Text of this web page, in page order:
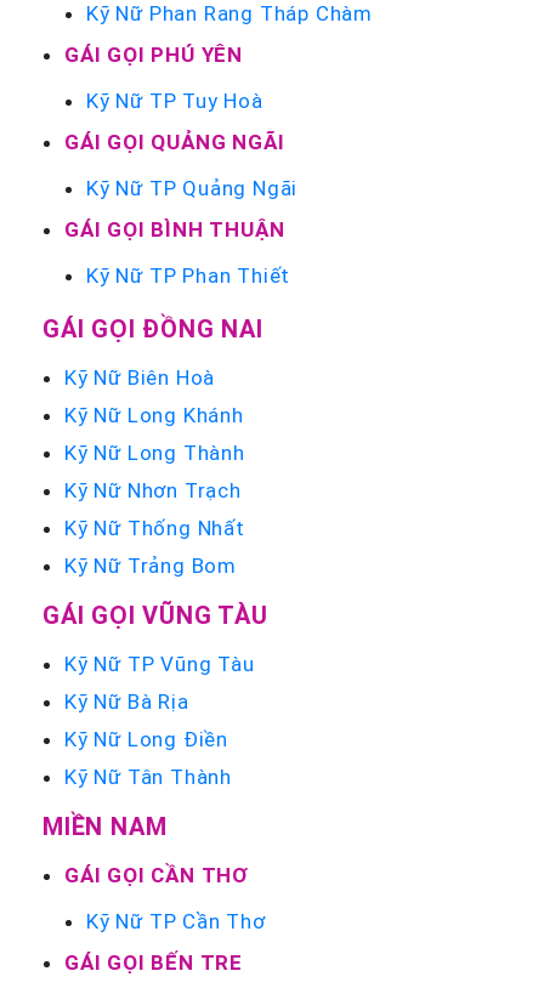
Kỹ Nữ Phan Rang Tháp Chàm
GÁI GỌI PHÚ YÊN
Kỹ Nữ TP Tuy Hoà
GÁI GỌI QUẢNG NGÃI
Kỹ Nữ TP Quảng Ngãi
GÁI GỌI BÌNH THUẬN
Kỹ Nữ TP Phan Thiết
GÁI GỌI ĐỒNG NAI
Kỹ Nữ Biên Hoà
Kỹ Nữ Long Khánh
Kỹ Nữ Long Thành
Kỹ Nữ Nhơn Trạch
Kỹ Nữ Thống Nhất
Kỹ Nữ Trảng Bom
GÁI GỌI VŨNG TÀU
Kỹ Nữ TP Vũng Tàu
Kỹ Nữ Bà Rịa
Kỹ Nữ Long Điền
Kỹ Nữ Tân Thành
MIỀN NAM
GÁI GỌI CẦN THƠ
Kỹ Nữ TP Cần Thơ
GÁI GỌI BẾN TRE